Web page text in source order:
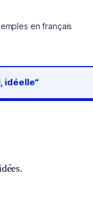
en français
idéelle“